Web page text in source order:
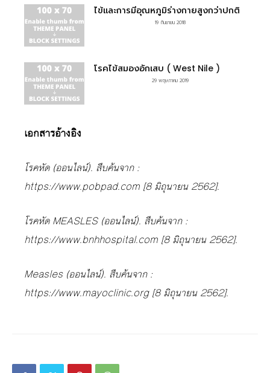
ไข้และการมีอุณหภูมิร่างกายสูงกว่าปกติ
19 กันยายน 2018
โรคไข้สมองอักเสบ ( West Nile )
29 พฤษภาคม 2019
เอกสารอ้างอิง
โรคหัด (ออนไลน์). สืบค้นจาก :
https://www.pobpad.com [8 มิถุนายน 2562].
โรคหัด MEASLES (ออนไลน์). สืบค้นจาก :
https://www.bnhhospital.com [8 มิถุนายน 2562].
Measles (ออนไลน์). สืบค้นจาก :
https://www.mayoclinic.org [8 มิถุนายน 2562].